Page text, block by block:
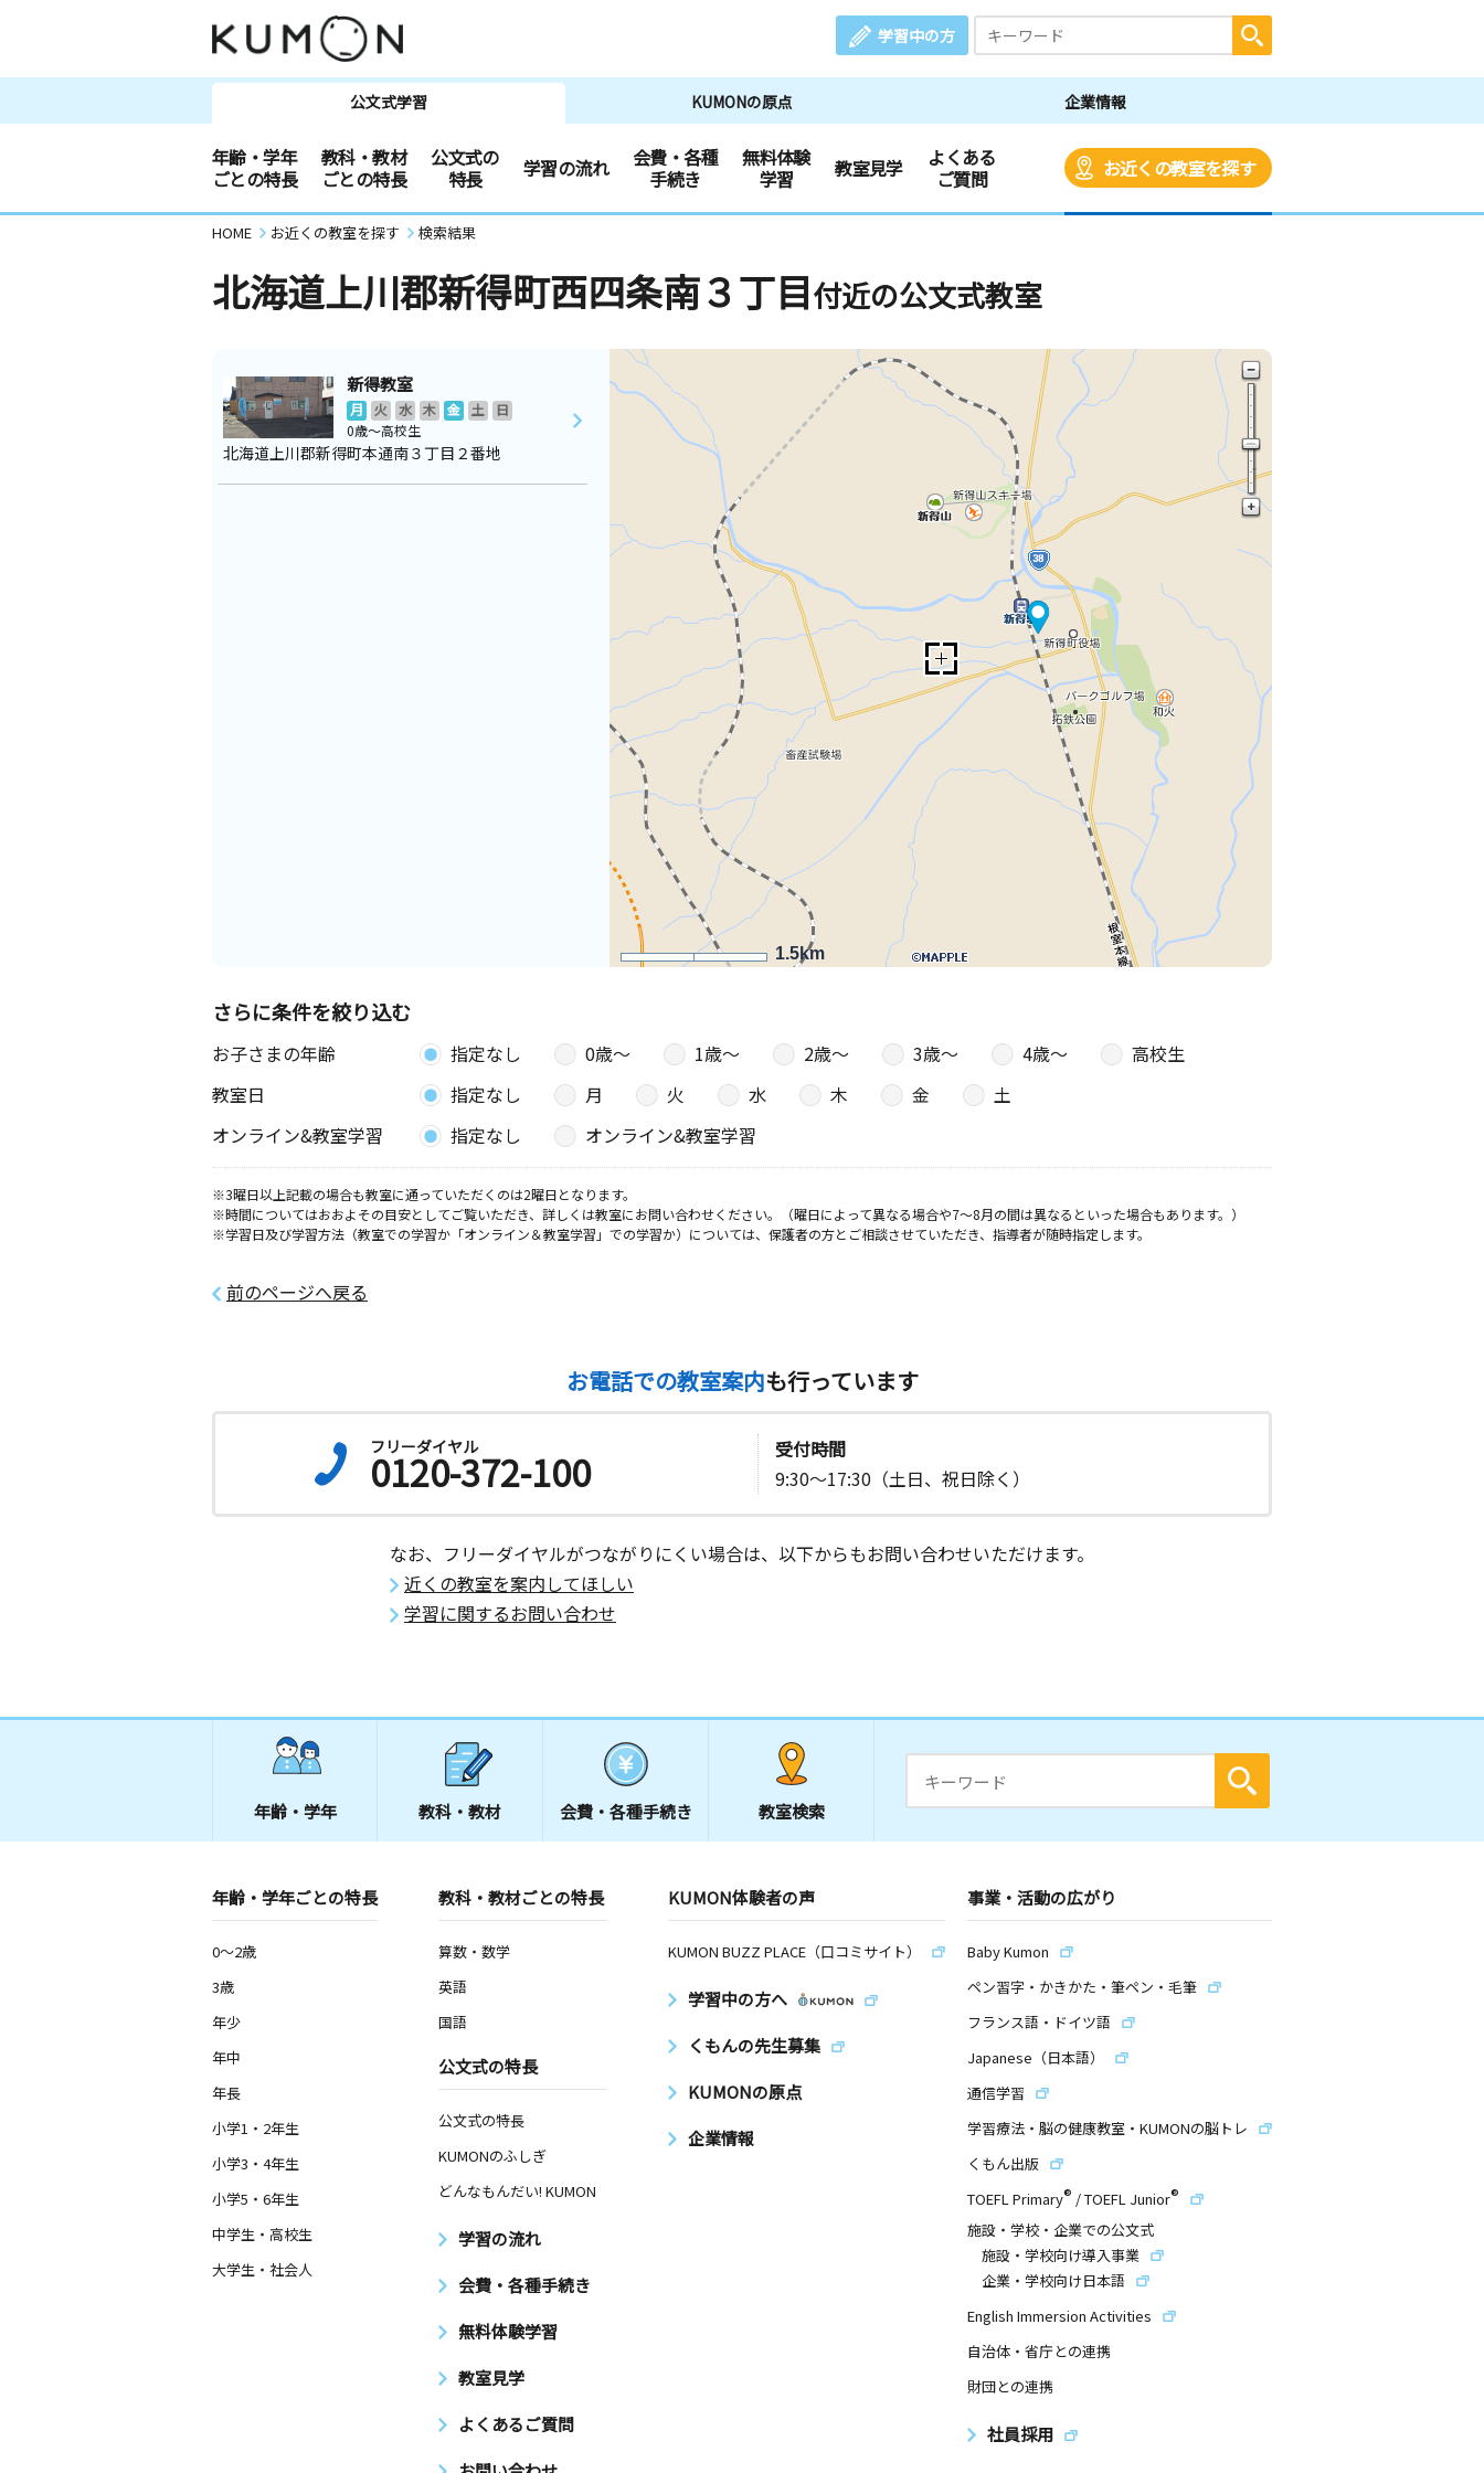
学習中の方
公文式学習 KUMONの原点 企業情報
年齢・学年
ごとの特長
教科・教材
ごとの特長
公文式の
特長
学習の流れ
会費・各種
手続き
無料体験
学習
教室見学
よくある
ご質問
お近くの教室を探す
HOME お近くの教室を探す 検索結果
北海道上川郡新得町西四条南３丁目付近の公文式教室
1.5km
新得教室
月 火 水 木 金 土
日
0歳～高校生
北海道上川郡新得町本通南３丁目２番地
さらに条件を絞り込む
お子さまの年齢 指定なし 0歳〜 1歳〜 2歳〜 3歳〜 4歳〜
高校生
教室日
指定なし 月 火 水 木 金
土
オンライン&教室学習
指定なし オンライン&教室学習
※3曜日以上記載の場合も教室に通っていただくのは2曜日となります。
※時間についてはおおよその目安としてご覧いただき、詳しくは教室にお問い合わせください。（曜日によって異なる場合や7～8月の間は異なるといった場合もあります。）
※学習日及び学習方法（教室での学習か「オンライン＆教室学習」での学習か）については、保護者の方とご相談させていただき、指導者が随時指定します。
前のページへ戻る
お電話での教室案内も行っています
フリーダイヤル
0120-372-100
受付時間
9:30～17:30（土日、祝日除く）
なお、フリーダイヤルがつながりにくい場合は、以下からもお問い合わせいただけます。
近くの教室を案内してほしい
学習に関するお問い合わせ
年齢・学年 教科・教材 会費・ 各種手続き 教室検索
年齢・学年ごとの特長
0～2歳
3歳
年少
年中
年長
小学1・2年生
小学3・4年生
小学5・6年生
中学生・高校生
大学生・社会人
教科・教材ごとの特長
算数・数学
英語
国語
公文式の特長
公文式の特長
KUMONのふしぎ
どんなもんだい! KUMON
学習の流れ
会費・各種手続き
無料体験学習
教室見学
よくあるご質問
KUMON体験者の声
KUMON BUZZ PLACE（口コミサイト）
学習中の方へ
くもんの先生募集
KUMONの原点
企業情報
事業・活動の広がり
Baby Kumon
ペン習字・かきかた・筆ペン・毛筆
フランス語・ドイツ語
Japanese（日本語）
通信学習
学習療法・脳の健康教室・KUMONの脳トレ
くもん出版
TOEFL Primary® /TOEFL Junior®
施設・学校・企業での公文式
施設・学校向け導入事業
企業・学校向け日本語
English Immersion Activities
自治体・省庁との連携
財団との連携
社員採用